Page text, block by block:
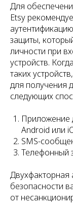
Для
Etsy
защиты,
личности при
устройств.
таких
для получения
следующих
Приложение
Android или
SMS-
Телефонный
Двухфакторная
безопасности
от